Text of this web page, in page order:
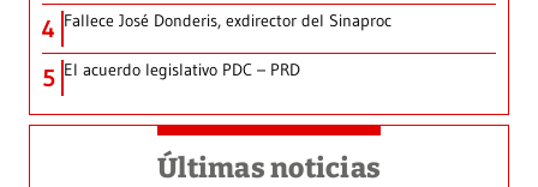
4 Fallece José Donderis, exdirector del Sinaproc
5 El acuerdo legislativo PDC – PRD
Últimas noticias